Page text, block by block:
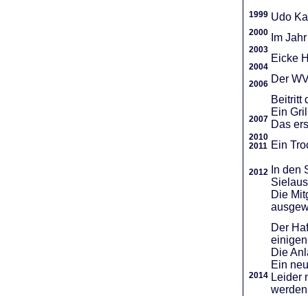
1999
2000
2003
2004
2006
2007
2010
2011
2012
2014
Udo
Im
Eicke
Der
Beitritt
Ein
Das
Ein
In den
Die
Der
Die
Ein
Leider